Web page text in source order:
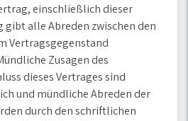
einschließlich dieser
gibt alle Abreden zwischen den
Vertragsgegenstand
Zusagen des
dieses Vertrages sind
und mündliche Abreden der
durch den schriftlichen